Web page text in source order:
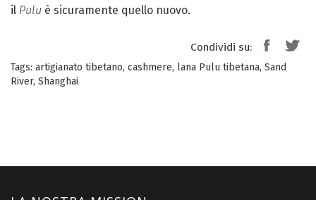
il Pulu è sicuramente quello nuovo.
Condividi su:
Tags: artigianato tibetano, cashmere, lana Pulu tibetana, Sand
River, Shanghai